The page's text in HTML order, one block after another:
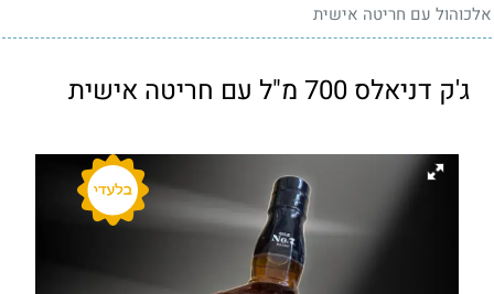
אלכוהול עם חריטה אישית
ג'ק דניאלס 700 מ"ל עם חריטה אישית